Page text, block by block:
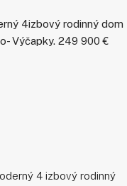
4izbový rodinný dom
Výčapky. 249 900 €
4 izbový rodinný